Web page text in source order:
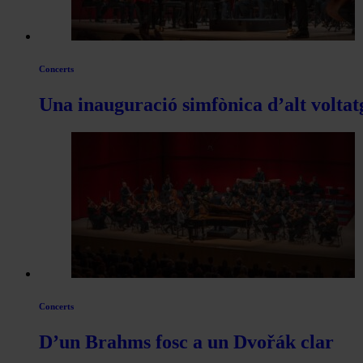
Concerts
Una inauguració simfònica d’alt
Concerts
D’un Brahms fosc a un Dvořák clar